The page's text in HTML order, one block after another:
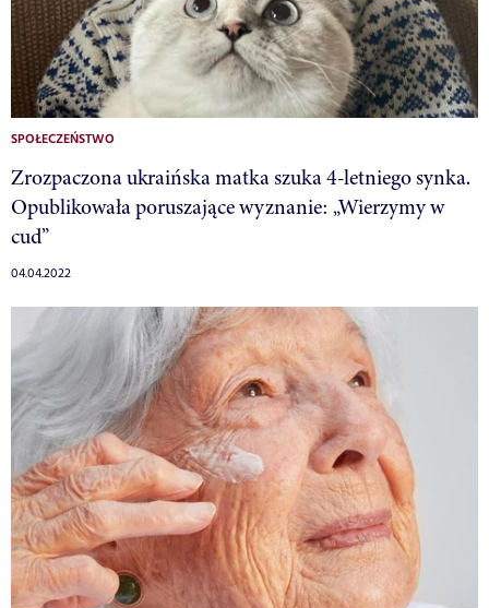
SPOŁECZEŃSTWO
Zrozpaczona ukraińska matka szuka 4-letniego synka.
Opublikowała poruszające wyznanie: „Wierzymy w
cud”
04.04.2022